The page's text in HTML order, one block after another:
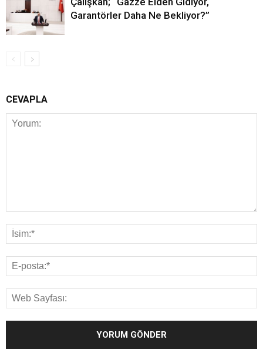
Garantörler Daha Ne Bekliyor?”
CEVAPLA